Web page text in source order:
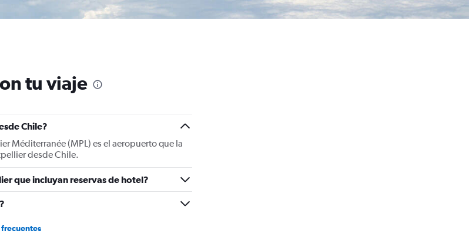
tu viaje
Chile?
Méditerranée (MPL) es el aeropuerto que la
desde Chile.
que incluyan reservas de hotel?
frecuentes